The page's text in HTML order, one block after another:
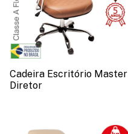
Cadeira Escritório Master
Diretor